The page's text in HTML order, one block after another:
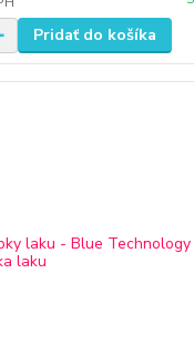
Pridať do košíka